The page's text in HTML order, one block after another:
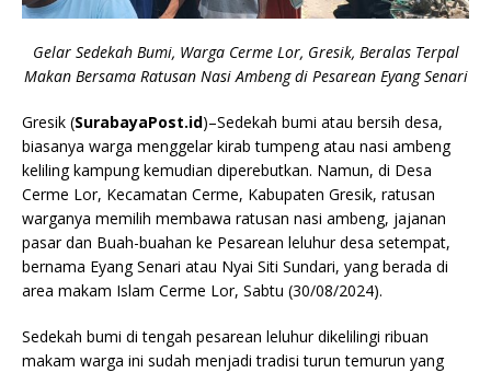
Gelar Sedekah Bumi, Warga Cerme Lor, Gresik, Beralas Terpal
Makan Bersama Ratusan Nasi Ambeng di Pesarean Eyang Senari
Gresik (SurabayaPost.id)–Sedekah bumi atau bersih desa,
biasanya warga menggelar kirab tumpeng atau nasi ambeng
keliling kampung kemudian diperebutkan. Namun, di Desa
Cerme Lor, Kecamatan Cerme, Kabupaten Gresik, ratusan
warganya memilih membawa ratusan nasi ambeng, jajanan
pasar dan Buah-buahan ke Pesarean leluhur desa setempat,
bernama Eyang Senari atau Nyai Siti Sundari, yang berada di
area makam Islam Cerme Lor, Sabtu (30/08/2024).
Sedekah bumi di tengah pesarean leluhur dikelilingi ribuan
makam warga ini sudah menjadi tradisi turun temurun yang